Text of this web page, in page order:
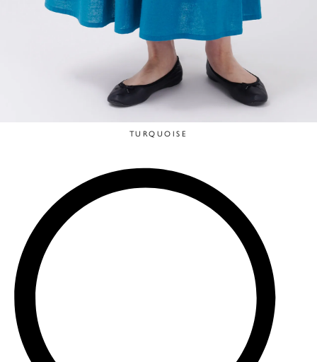
TURQUOISE